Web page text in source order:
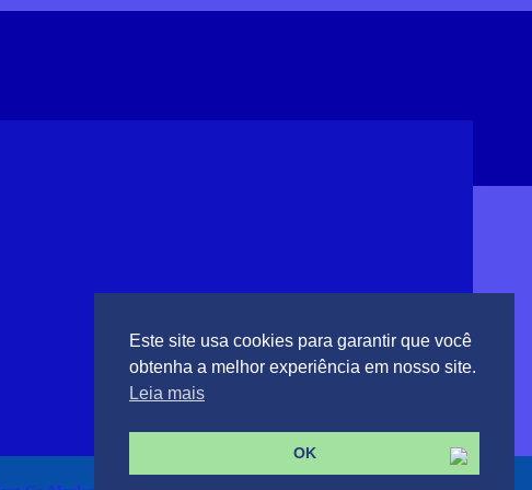
Este site usa cookies para garantir que você
obtenha a melhor experiência em nosso site.
Leia mais
OK